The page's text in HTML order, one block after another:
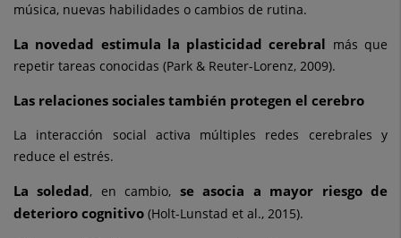
música, nuevas habilidades o cambios de rutina.
La novedad estimula la plasticidad cerebral más que
repetir tareas conocidas (Park & Reuter-Lorenz, 2009).
Las relaciones sociales también protegen el cerebro
La interacción social activa múltiples redes cerebrales y
reduce el estrés.
La soledad, en cambio, se asocia a mayor riesgo de
deterioro cognitivo (Holt-Lunstad et al., 2015).